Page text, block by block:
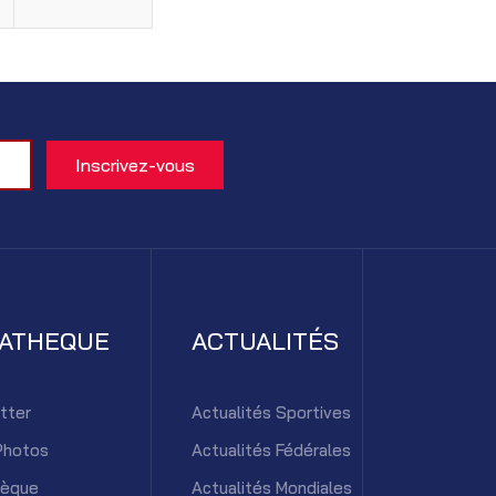
ACTUALITÉS
Actualités Sportives
Actualités Fédérales
Actualités Mondiales